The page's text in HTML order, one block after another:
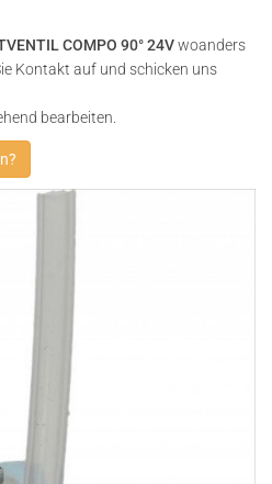
COMPO 90° 24Vwoanders
Kontakt auf und schicken uns
bearbeiten.